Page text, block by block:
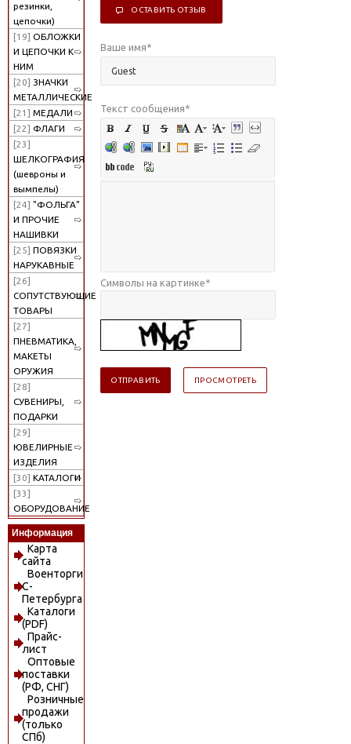
резинки,
цепочки)
[19] ОБЛОЖКИ
И ЦЕПОЧКИ К
НИМ
[20] ЗНАЧКИ
МЕТАЛЛИЧЕСКИЕ
[21] МЕДАЛИ
[22] ФЛАГИ
[23]
ШЕЛКОГРАФИЯ
(шевроны и
вымпелы)
[24] "ФОЛЬГА"
И ПРОЧИЕ
НАШИВКИ
[25] ПОВЯЗКИ
НАРУКАВНЫЕ
[26]
СОПУТСТВУЮЩИЕ
ТОВАРЫ
[27]
ПНЕВМАТИКА,
МАКЕТЫ
ОРУЖИЯ
[28]
СУВЕНИРЫ,
ПОДАРКИ
[29]
ЮВЕЛИРНЫЕ
ИЗДЕЛИЯ
[30] КАТАЛОГИ
[33]
ОБОРУДОВАНИЕ
Информация
Карта
сайта
Военторги
С-
Петербурга
Каталоги
(PDF)
Прайс-
лист
Оптовые
поставки
(РФ, СНГ)
Розничные
продажи
(только
СПб)
ОСТАВИТЬ ОТЗЫВ
Ваше имя*
Текст сообщения*
Символы на картинке*